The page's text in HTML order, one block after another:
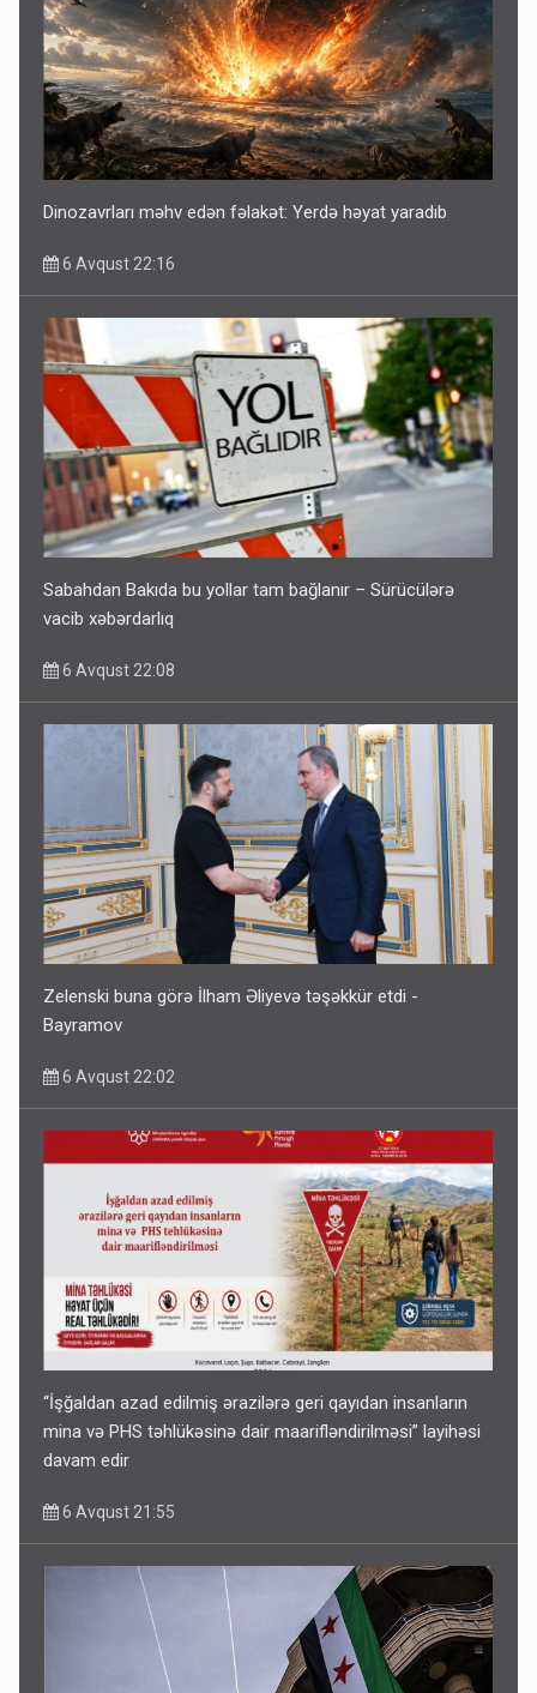
Dinozavrları məhv edən fəlakət: Yerdə həyat yaradıb
6 Avqust 22:16
Sabahdan Bakıda bu yollar tam bağlanır – Sürücülərə
vacib xəbərdarlıq
6 Avqust 22:08
Zelenski buna görə İlham Əliyevə təşəkkür etdi -
Bayramov
6 Avqust 22:02
“İşğaldan azad edilmiş ərazilərə geri qayıdan insanların
mina və PHS təhlükəsinə dair maarifləndirilməsi” layihəsi
davam edir
6 Avqust 21:55